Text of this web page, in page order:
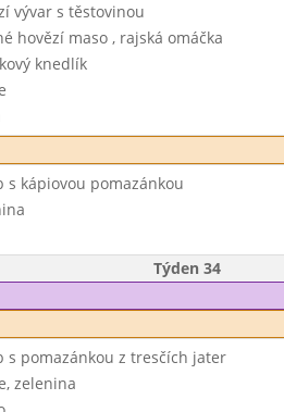
vývar s těstovinou
hovězí maso , rajská omáčka
knedlík
s kápiovou pomazánkou
Týden 34
s pomazánkou z tresčích jater
zelenina